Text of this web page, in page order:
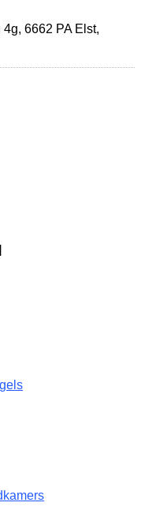
4g, 6662 PA Elst,